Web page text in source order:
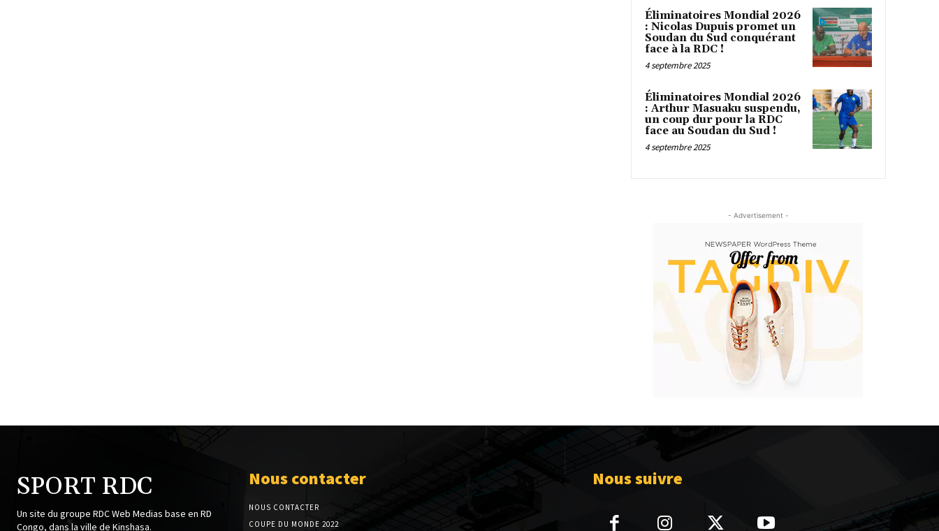
Éliminatoires Mondial 2026
: Nicolas Dupuis promet un
Soudan du Sud conquérant
face à la RDC !
4 septembre 2025
Éliminatoires Mondial 2026
: Arthur Masuaku suspendu,
un coup dur pour la RDC
face au Soudan du Sud !
4 septembre 2025
- Advertisement -
SPORT RDC
Un site du groupe RDC Web Medias base en RD
Congo, dans la ville de Kinshasa.
Nous contacter
NOUS CONTACTER
COUPE DU MONDE 2022
Nous suivre